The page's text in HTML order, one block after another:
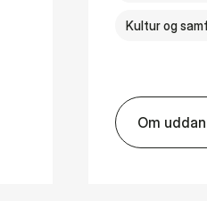
Di­git­al Man­age­ment
Kultur og
Om